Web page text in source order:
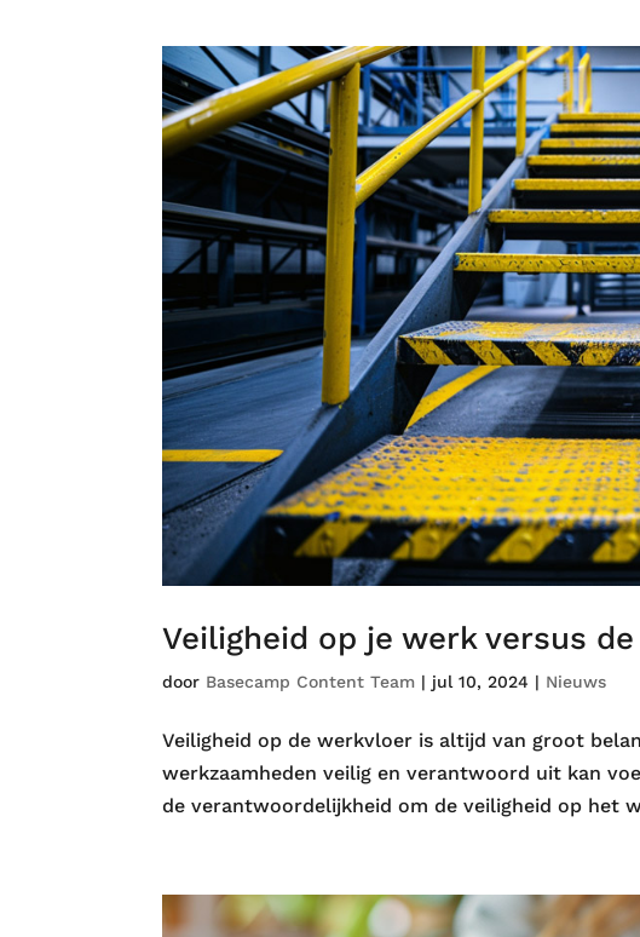
Veiligheid op je werk versus
door Basecamp Content Team | jul 10, 2024 | Nieuws
Veiligheid op de werkvloer is altijd van groot
werkzaamheden veilig en verantwoord uit kan
de verantwoordelijkheid om de veiligheid op het